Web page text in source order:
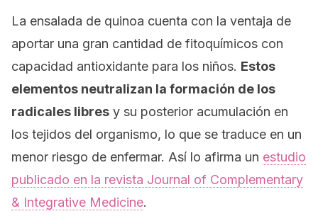
La ensalada de quinoa cuenta con la ventaja de
aportar una gran cantidad de fitoquímicos con
capacidad antioxidante para los niños. Estos
elementos neutralizan la formación de los
radicales libres y su posterior acumulación en
los tejidos del organismo, lo que se traduce en un
menor riesgo de enfermar. Así lo afirma un estudio
publicado en la revista Journal of Complementary
& Integrative Medicine.